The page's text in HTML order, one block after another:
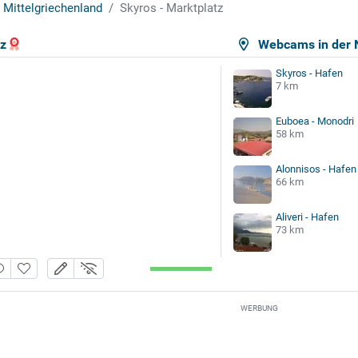
Mittelgriechenland Skyros - Marktplatz
Webcams in der
Skyros - Hafen
7 km
Euboea - Monodri
58 km
Alonnisos - Hafen
66 km
Aliveri - Hafen
73 km
WERBUNG